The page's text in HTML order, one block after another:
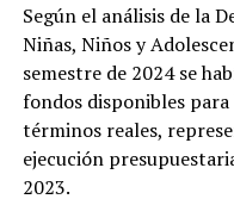
Según el análisis de la
Niñas, Niños y
semestre de 2024 se
fondos disponibles
términos reales,
ejecución
2023.